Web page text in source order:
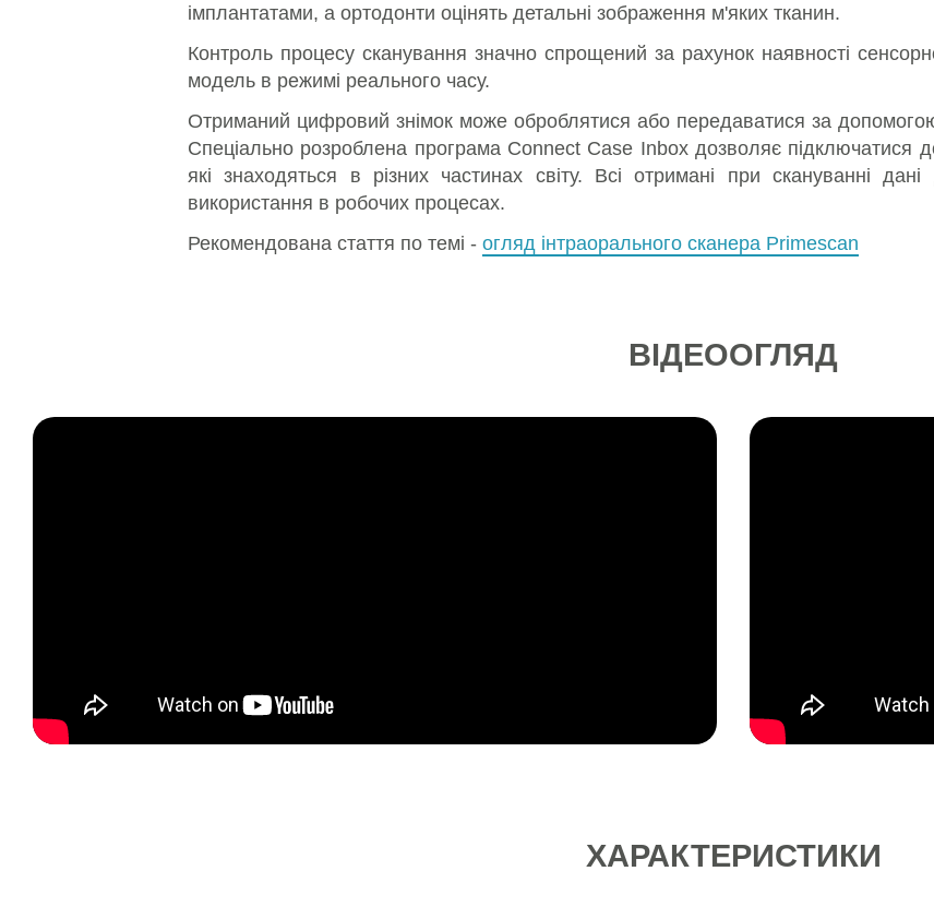
імплантатами, а ортодонти оцінять детальні зображення м'яких тканин.
Контроль процесу сканування значно спрощений за рахунок наявності
модель в режимі реального часу.
Отриманий цифровий знімок може оброблятися або передаватися за
Спеціально розроблена програма Connect Case Inbox дозволяє підключатися
які знаходяться в різних частинах світу. Всі отримані при скануванні
використання в робочих процесах.
Рекомендована стаття по темі - огляд інтраорального сканера Primescan
ВІДЕООГЛЯД
ХАРАКТЕРИСТИКИ